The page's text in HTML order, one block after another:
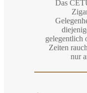
Das
gelegentlich
Zeiten
nur